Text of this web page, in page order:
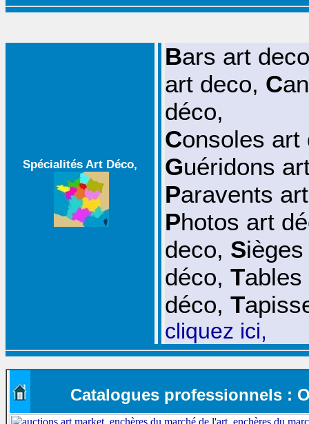
Spécialités Art Déco,
Bars art deco
art deco, C
déco,
Consoles art
Guéridons
Paravents
Photos art
deco, S
déco, T
déco, T
cliquez ici,
Catalogues professionnels :